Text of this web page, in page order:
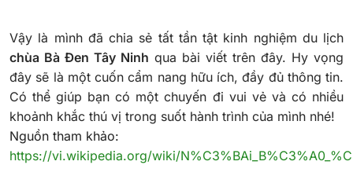
Vậy là mình đã chia sẻ tất tần tật kinh nghiệm du lịch
chùa Bà Đen Tây Ninh qua bài viết trên đây. Hy vọng
đây sẽ là một cuốn cẩm nang hữu ích, đầy đủ thông tin.
Có thể giúp bạn có một chuyến đi vui vẻ và có nhiều
khoảnh khắc thú vị trong suốt hành trình của mình nhé!
Nguồn tham khảo:
https://vi.wikipedia.org/wiki/